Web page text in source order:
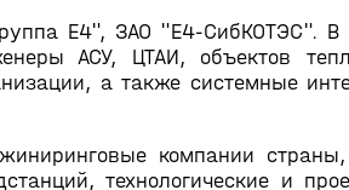
Е4", ЗАО "Е4-СибКОТЭС". В
АСУ, ЦТАИ, объектов
а также системные
компании
технологические и